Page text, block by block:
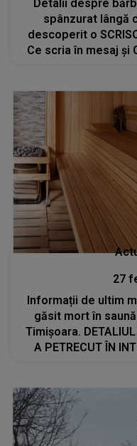
Detalii despre
spânzurat lângă
descoperit o
Ce scria în mesaj și
27
Informații de ultim
găsit mort în
Timișoara.
A PETRECUT ÎN